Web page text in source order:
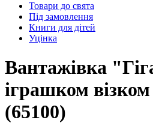
Товари до свята
Під замовлення
Книги для дітей
Уцінка
Вантажівка
іграшком
(65100)